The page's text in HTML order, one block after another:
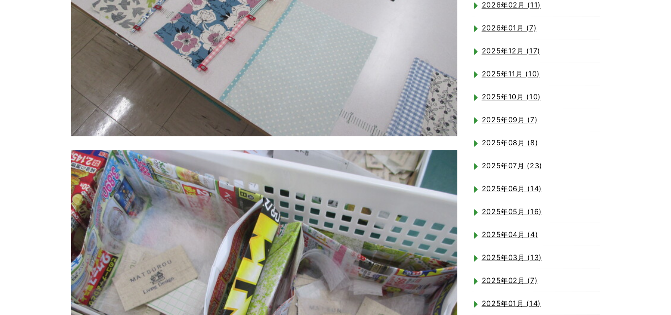
2026年02月 (11)
2026年01月 (7)
2025年12月 (17)
2025年11月 (10)
2025年10月 (10)
2025年09月 (7)
2025年08月 (8)
2025年07月 (23)
2025年06月 (14)
2025年05月 (16)
2025年04月 (4)
2025年03月 (13)
2025年02月 (7)
2025年01月 (14)